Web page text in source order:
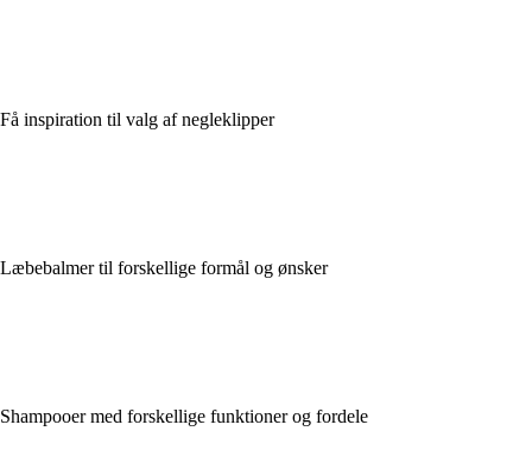
Få inspiration til valg af negleklipper
Læbebalmer til forskellige formål og ønsker
Shampooer med forskellige funktioner og fordele